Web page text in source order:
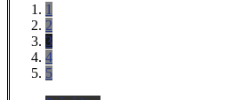
1
2
3
4
5